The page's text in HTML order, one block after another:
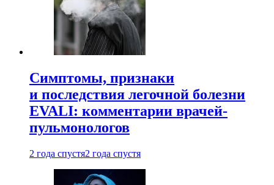
Симптомы, признаки
и последствия легочной болезни
EVALI: комментарии врачей-
пульмонологов
2 года спустя2 года спустя